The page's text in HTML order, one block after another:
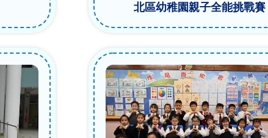
北區幼稚園親子全能挑戰賽